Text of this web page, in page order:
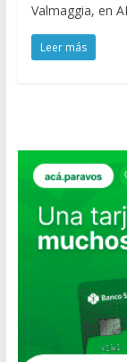
Valmaggia, en
Leer más